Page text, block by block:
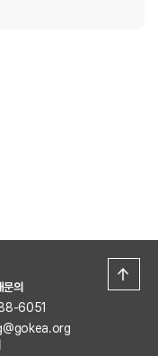
문의
6051